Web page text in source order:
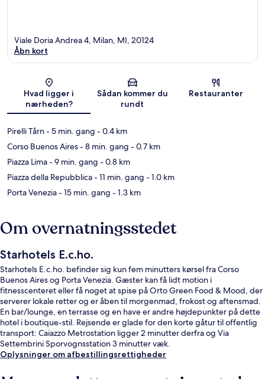
Kort
Viale Doria Andrea 4, Milan, MI, 20124
Åbn kort
Hvad ligger i
nærheden?
Sådan kommer du
rundt
Restauranter
Pirelli Tårn- 5 min. gang - 0.4 km
Corso Buenos Aires- 8 min. gang - 0.7 km
Piazza Lima- 9 min. gang - 0.8 km
Piazza della Repubblica- 11 min. gang - 1.0 km
Porta Venezia- 15 min. gang - 1.3 km
Om overnatningsstedet
Starhotels E.c.ho.
Starhotels E.c.ho. befinder sig kun fem minutters kørsel fra Corso
Buenos Aires og Porta Venezia. Gæster kan få lidt motion i
fitnesscenteret eller få noget at spise på Orto Green Food & Mood, der
serverer lokale retter og er åben til morgenmad, frokost og aftensmad.
En bar/lounge, en terrasse og en have er andre højdepunkter på dette
hotel i boutique-stil. Rejsende er glade for den korte gåtur til offentlig
transport: Caiazzo Metrostation ligger 2 minutter derfra og Via
Settembrini Sporvognsstation 3 minutter væk.
Oplysninger om afbestillingsrettigheder